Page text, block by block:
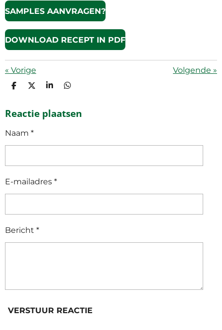
SAMPLES AANVRAGEN?
DOWNLOAD RECEPT IN PDF
« Vorige Volgende »
D
E
D
L
S
R
D
E
Reactie plaatsen
Naam *
E-mailadres *
Bericht *
VERSTUUR REACTIE